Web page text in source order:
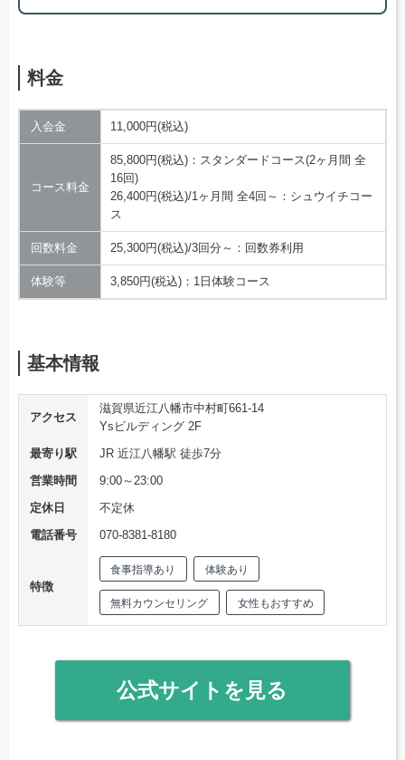
料金
入会金 11,000円(税込)
コース料金
85,800円(税込)：スタンダードコース(2ヶ月間 全
16回)
26,400円(税込)/1ヶ月間 全4回～：シュウイチコー
ス
回数料金 25,300円(税込)/3回分～：回数券利用
体験等 3,850円(税込)：1日体験コース
基本情報
アクセス
滋賀県近江八幡市中村町661-14
Ysビルディング 2F
最寄り駅
JR 近江八幡駅 徒歩7分
営業時間
9:00～23:00
定休日
不定休
電話番号
070-8381-8180
特徴
食事指導あり 体験あり
無料カウンセリング 女性もおすすめ
公式サイトを見る